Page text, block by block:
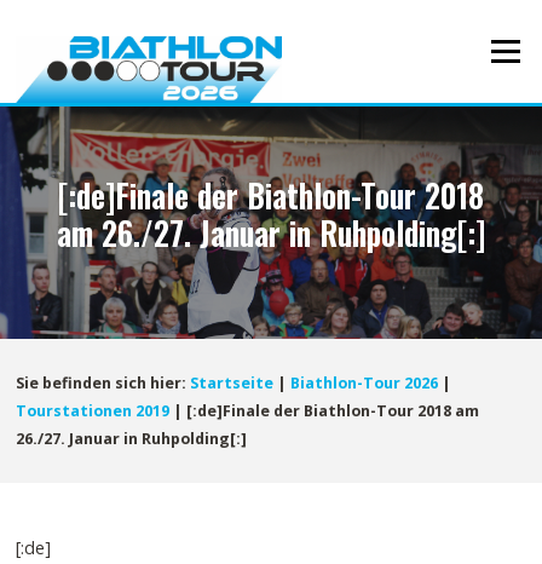
Inhalt
Menü
[:de]Finale der Biathlon-Tour 2018
am 26./27. Januar in Ruhpolding[:]
Sie befinden sich hier: Startseite | Biathlon-Tour 2026 |
Tourstationen 2019 | [:de]Finale der Biathlon-Tour 2018 am
26./27. Januar in Ruhpolding[:]
[:de]